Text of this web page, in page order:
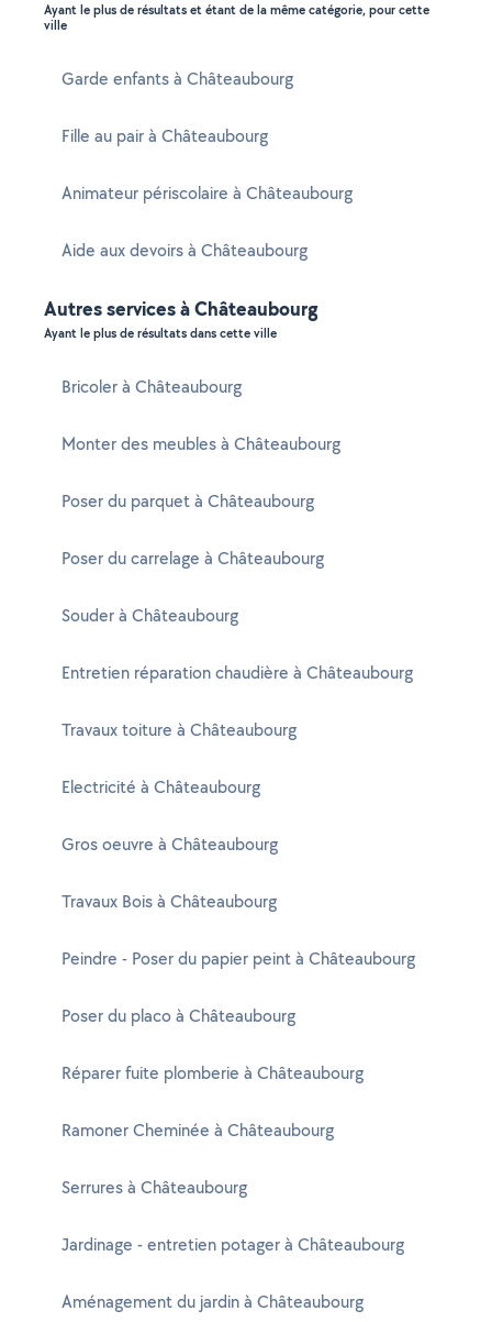
Ayant le plus de résultats et étant de la même catégorie, pour cette
ville
Garde enfants à Châteaubourg
Fille au pair à Châteaubourg
Animateur périscolaire à Châteaubourg
Aide aux devoirs à Châteaubourg
Autres services à Châteaubourg
Ayant le plus de résultats dans cette ville
Bricoler à Châteaubourg
Monter des meubles à Châteaubourg
Poser du parquet à Châteaubourg
Poser du carrelage à Châteaubourg
Souder à Châteaubourg
Entretien réparation chaudière à Châteaubourg
Travaux toiture à Châteaubourg
Electricité à Châteaubourg
Gros oeuvre à Châteaubourg
Travaux Bois à Châteaubourg
Peindre - Poser du papier peint à Châteaubourg
Poser du placo à Châteaubourg
Réparer fuite plomberie à Châteaubourg
Ramoner Cheminée à Châteaubourg
Serrures à Châteaubourg
Jardinage - entretien potager à Châteaubourg
Aménagement du jardin à Châteaubourg